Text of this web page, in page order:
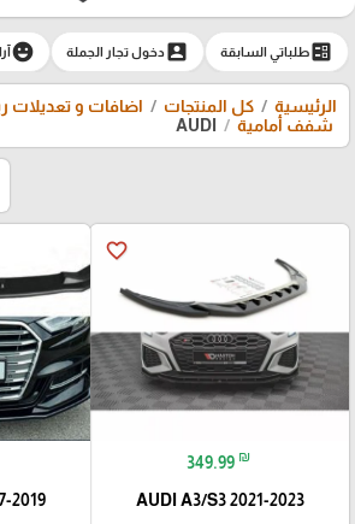
ballotطلباتي السابقة account_boxدخول تجار الجملة emoji_emotions
الرئيسية كل المنتجات
اضافات و تعديلات
شفف أمامية
AUDI
favorite_border
349.99 ₪
AUDI A3/S3 2021-2023
2019